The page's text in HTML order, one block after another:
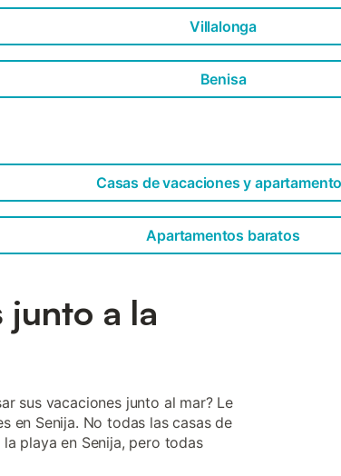
Villalonga
Benisa
Casas de vacaciones y
Apartamentos baratos
junto a la
sus vacaciones junto al mar? Le
en Senija. No todas las casas de
playa en Senija, pero todas